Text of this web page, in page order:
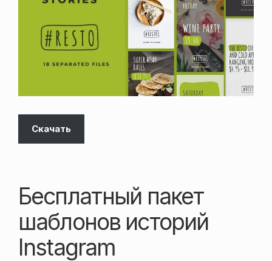
Скачать
Бесплатный пакет
шаблонов историй
Instagram